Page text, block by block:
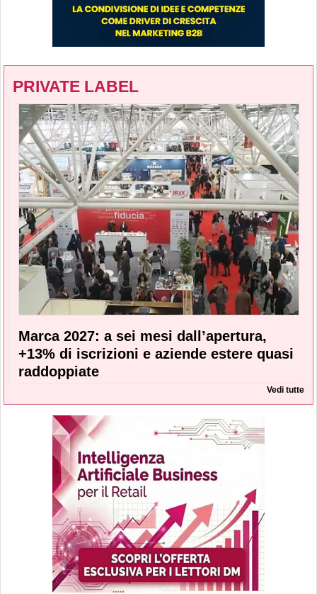
PRIVATE LABEL
Marca 2027: a sei mesi dall’apertura,
+13% di iscrizioni e aziende estere quasi
raddoppiate
Vedi tutte